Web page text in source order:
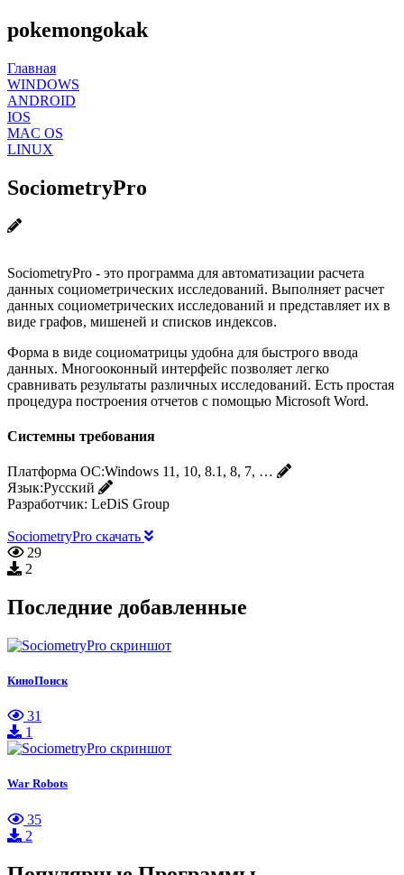
pokemongokak
Главная
WINDOWS
ANDROID
IOS
MAC OS
LINUX
SociometryPro
SociometryPro - это программа для автоматизации расчета
данных социометрических исследований. Выполняет расчет
данных социометрических исследований и представляет их в
виде графов, мишеней и списков индексов.
Форма в виде социоматрицы удобна для быстрого ввода
данных. Многооконный интерфейс позволяет легко
сравнивать результаты различных исследований. Есть простая
процедура построения отчетов с помощью Microsoft Word.
Системны требования
Платформа ОС:Windows 11, 10, 8.1, 8, 7, …
Язык:Русский
Разработчик: LeDiS Group
SociometryPro скачать
29
2
Последние добавленные
КиноПоиск
31
1
War Robots
35
2